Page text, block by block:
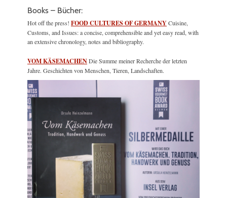
Books – Bücher:
Hot off the press! FOOD CULTURES OF GERMANYCuisine,
Customs, and Issues: a concise, comprehensible and yet easy read, with
an extensive chronology, notes and bibliography.
VOM KÄSEMACHENDie Summe meiner Recherche der letzten
Jahre. Geschichten von Menschen, Tieren, Landschaften.